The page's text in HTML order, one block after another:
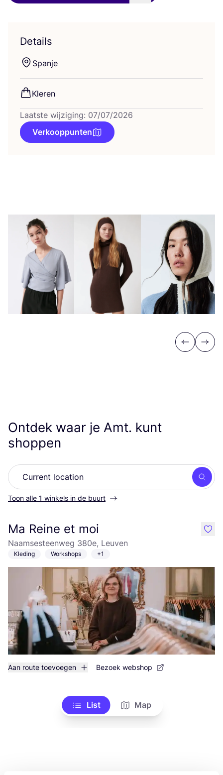
Details
Span­je
Kle­ren
Laatste wijziging: 07/07/2026
Verkooppunten
Previous
Next
Ontdek waar je Amt. kunt
shoppen
Zoek
Toon alle 1 winkels in de buurt
Ma Reine et moi
Naamsesteenweg 380e, Leuven
Kleding Workshops +1
Aan route toevoegen Bezoek webshop
like
List Map